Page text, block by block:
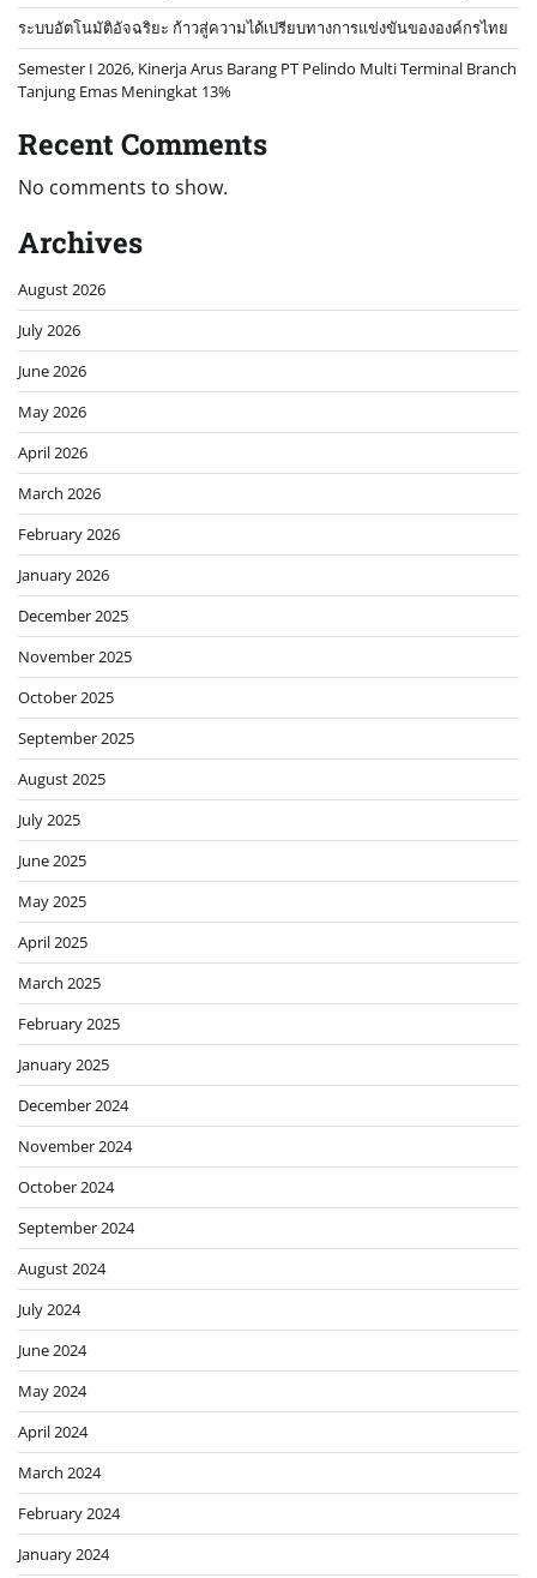
ระบบอัตโนมัติอัจฉริยะ ก้าวสู่ความได้เปรียบทางการแข่งขันขององค์กรไทย
Semester I 2026, Kinerja Arus Barang PT Pelindo Multi Terminal Branch
Tanjung Emas Meningkat 13%
Recent Comments
No comments to show.
Archives
August 2026
July 2026
June 2026
May 2026
April 2026
March 2026
February 2026
January 2026
December 2025
November 2025
October 2025
September 2025
August 2025
July 2025
June 2025
May 2025
April 2025
March 2025
February 2025
January 2025
December 2024
November 2024
October 2024
September 2024
August 2024
July 2024
June 2024
May 2024
April 2024
March 2024
February 2024
January 2024